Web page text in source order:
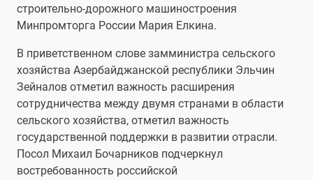
строительно-дорожного машиностроения
Минпромторга России Мария Елкина.
В приветственном слове замминистра сельского
хозяйства Азербайджанской республики Эльчин
Зейналов отметил важность расширения
сотрудничества между двумя странами в области
сельского хозяйства, отметил важность
государственной поддержки в развитии отрасли.
Посол Михаил Бочарников подчеркнул
востребованность российской